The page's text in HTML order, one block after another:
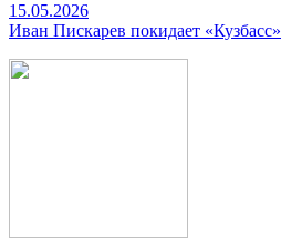
15.05.2026
Иван Пискарев покидает «Кузбасс»